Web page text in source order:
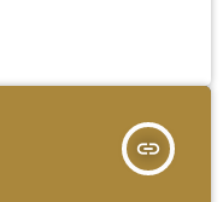
insert_link